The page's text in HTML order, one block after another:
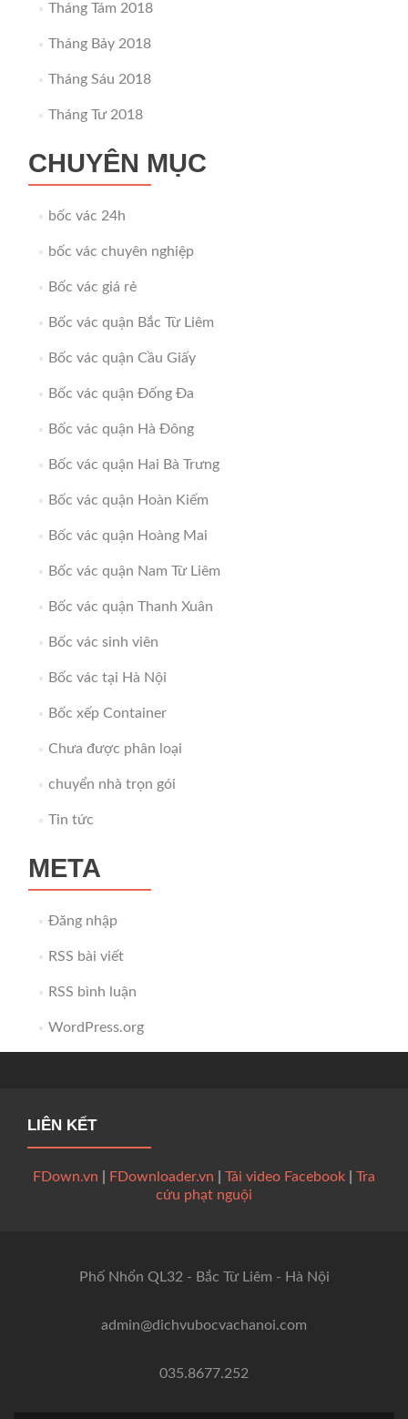
Tháng Tám 2018
Tháng Bảy 2018
Tháng Sáu 2018
Tháng Tư 2018
CHUYÊN MỤC
bốc vác 24h
bốc vác chuyên nghiệp
Bốc vác giá rẻ
Bốc vác quận Bắc Từ Liêm
Bốc vác quận Cầu Giấy
Bốc vác quận Đống Đa
Bốc vác quận Hà Đông
Bốc vác quận Hai Bà Trưng
Bốc vác quận Hoàn Kiếm
Bốc vác quận Hoàng Mai
Bốc vác quận Nam Từ Liêm
Bốc vác quận Thanh Xuân
Bốc vác sinh viên
Bốc vác tại Hà Nội
Bốc xếp Container
Chưa được phân loại
chuyển nhà trọn gói
Tin tức
META
Đăng nhập
RSS bài viết
RSS bình luận
WordPress.org
LIÊN KẾT
FDown.vn FDownloader.vn Tải video Facebook
Tra
cứu phạt nguội
Phố Nhổn QL32 - Bắc Từ Liêm - Hà Nội
admin@dichvubocvachanoi.com
035.8677.252